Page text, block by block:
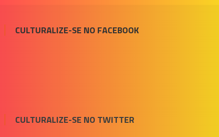
CULTURALIZE-SE NO FACEBOOK
CULTURALIZE-SE NO TWITTER